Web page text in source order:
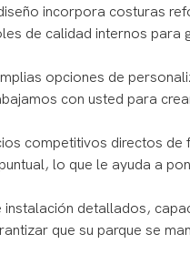
incorpora costuras
de calidad internos
opciones de
con usted para
competitivos directos
lo que le ayuda a
detallados,
que su parque se